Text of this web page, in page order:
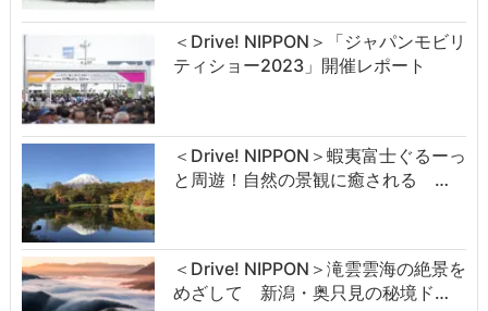
＜Drive! NIPPON＞「ジャパンモビリ
ティショー2023」開催レポート
＜Drive! NIPPON＞蝦夷富士ぐるーっ
と周遊！自然の景観に癒される …
＜Drive! NIPPON＞滝雲雲海の絶景を
めざして 新潟・奥只見の秘境ド…